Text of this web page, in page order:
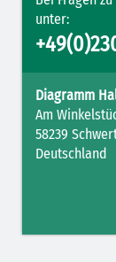
unter:
Diagramm
Am
58239
Deutschland